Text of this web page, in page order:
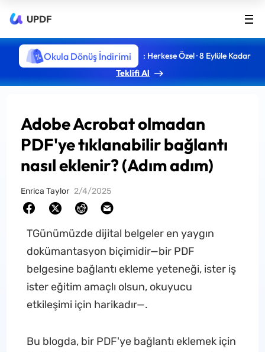
UPDF
Okula Dönüş İndirimi
: Herkese Özel · 8 Eylüle Kadar
Teklifi Al
Adobe Acrobat olmadan
PDF'ye tıklanabilir bağlantı
nasıl eklenir? (Adım adım)
Enrica Taylor 2/4/2025
TGünümüzde dijital belgeler en yaygın
dokümantasyon biçimidir—bir PDF
belgesine bağlantı ekleme yeteneği, ister iş
ister eğitim amaçlı olsun, okuyucu
etkileşimi için harikadır—.
Bu blogda, bir PDF'ye bağlantı eklemek için